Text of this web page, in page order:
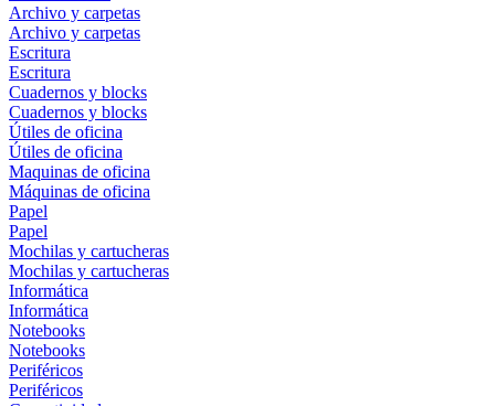
Archivo y carpetas
Archivo y carpetas
Escritura
Escritura
Cuadernos y blocks
Cuadernos y blocks
Útiles de oficina
Útiles de oficina
Maquinas de oficina
Máquinas de oficina
Papel
Papel
Mochilas y cartucheras
Mochilas y cartucheras
Informática
Informática
Notebooks
Notebooks
Periféricos
Periféricos